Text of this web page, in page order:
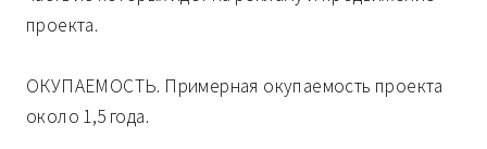
проекта.
ОКУПАЕМОСТЬ. Примерная окупаемость проекта
около 1,5 года.